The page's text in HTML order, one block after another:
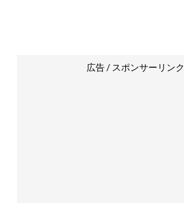
広告 / スポンサーリンク